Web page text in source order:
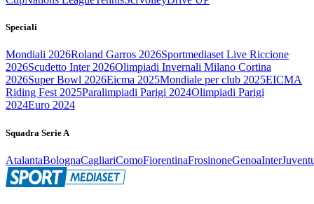
Speciali
Mondiali 2026Roland Garros 2026Sportmediaset Live Riccione
2026Scudetto Inter 2026Olimpiadi Invernali Milano Cortina
2026Super Bowl 2026Eicma 2025Mondiale per club 2025EICMA
Riding Fest 2025Paralimpiadi Parigi 2024Olimpiadi Parigi
2024Euro 2024
Squadra Serie A
AtalantaBolognaCagliariComoFiorentinaFrosinoneGenoaInter